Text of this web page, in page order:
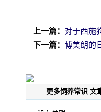
上一篇： 对于西施
下一篇： 博美朗的
更多饲养常识 文